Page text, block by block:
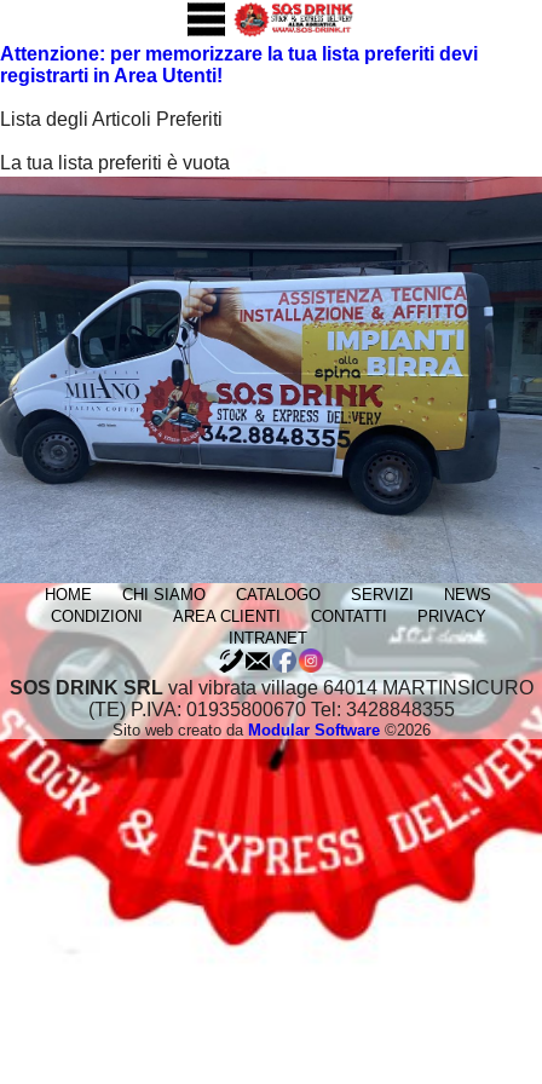
Attenzione: per memorizzare la tua lista preferiti devi
registrarti in Area Utenti!
Lista degli Articoli Preferiti
La tua lista preferiti è vuota
HOME CHI SIAMO CATALOGO SERVIZI
NEWS
CONDIZIONI
AREA CLIENTI CONTATTI
PRIVACY
INTRANET
SOS DRINK SRLval vibrata village 64014 MARTINSICURO
(TE) P.IVA: 01935800670 Tel: 3428848355
Sito web creato da Modular Software©2026